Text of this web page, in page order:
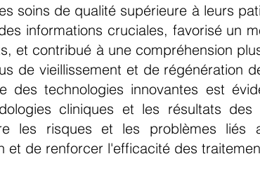
soins de qualité supérieure à leurs
informations cruciales, favorisé un
et contribué à une compréhension
de vieillissement et de régénération
des technologies innovantes est
cliniques et les résultats des
les risques et les problèmes liés
et de renforcer l'efficacité des